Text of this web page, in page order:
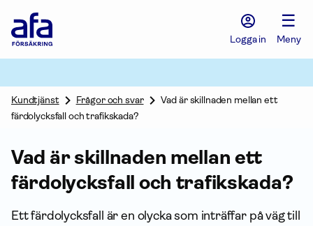
Försäkring
Logga in
☰
Meny
Kundtjänst Frågor och svar
Vad är skillnaden mellan ett
färdolycksfall och trafikskada?
Vad är skillnaden mellan ett
färdolycksfall och trafikskada?
Ett färdolycksfall är en olycka som inträffar på väg till